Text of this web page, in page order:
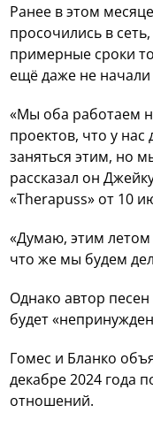
Ранее в этом
просочились в
примерные сроки
ещё даже не начали
«Мы оба работаем
проектов, что у
заняться этим, но
рассказал он
«Therapuss» от 10
«Думаю, этим
что же мы будем
Однако автор
будет
Гомес и Бланко
декабре 2024 года
отношений.